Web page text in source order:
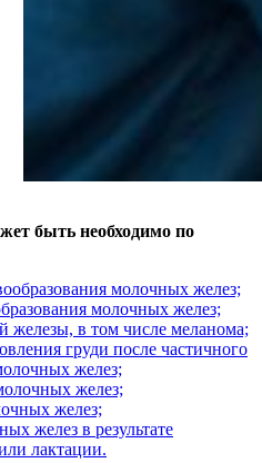
быть необходимо по
молочных желез;
молочных желез;
железы, в том числе меланома;
груди после частичного
желез;
желез;
желез;
желез в результате
лактации.